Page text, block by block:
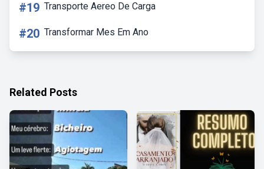
#19 Transporte Aereo De Carga
#20 Transformar Mes Em Ano
Related Posts